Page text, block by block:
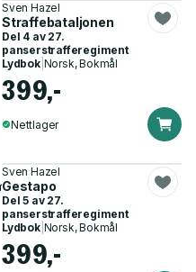
Sven Hazel
Straffebataljonen
Del 4 av 27.
panserstrafferegiment
Lydbok| Norsk, Bokmål
399,-
Nettlager
Sven Hazel
Gestapo
Del 5 av 27.
panserstrafferegiment
Lydbok| Norsk, Bokmål
399,-